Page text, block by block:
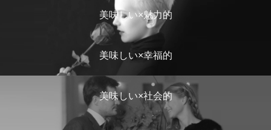
美味しい×魅力的
美味しい×幸福的
美味しい×社会的